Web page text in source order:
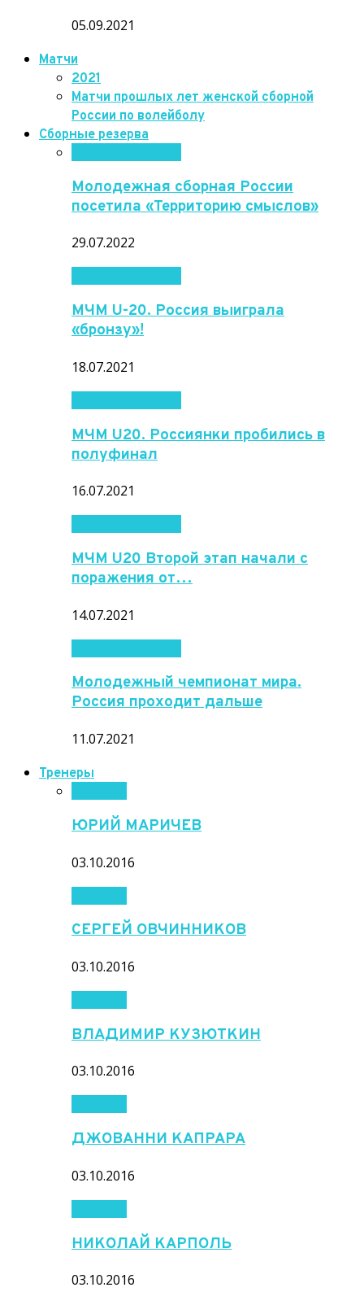
05.09.2021
Матчи
2021
Матчи прошлых лет женской сборной
России по волейболу
Сборные резерва
Молодежная сборная России
посетила «Территорию смыслов»
29.07.2022
МЧМ U-20. Россия выиграла
«бронзу»!
18.07.2021
МЧМ U20. Россиянки пробились в
полуфинал
16.07.2021
МЧМ U20 Второй этап начали с
поражения от…
14.07.2021
Молодежный чемпионат мира.
Россия проходит дальше
11.07.2021
Тренеры
ЮРИЙ МАРИЧЕВ
03.10.2016
СЕРГЕЙ ОВЧИННИКОВ
03.10.2016
ВЛАДИМИР КУЗЮТКИН
03.10.2016
ДЖОВАННИ КАПРАРА
03.10.2016
НИКОЛАЙ КАРПОЛЬ
03.10.2016